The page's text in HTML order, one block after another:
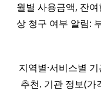
월별 사용금액, 잔
상 청구 여부 알림:
지역별·서비스별
추천. 기관 정보(가